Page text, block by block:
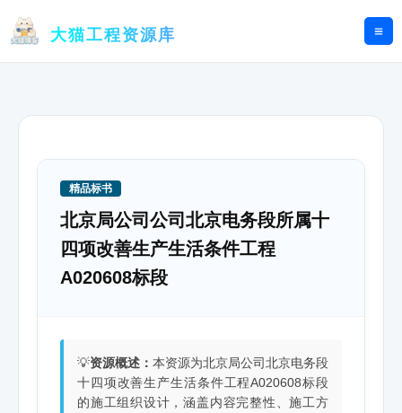
大猫工程资源库
精品标书
北京局公司公司北京电务段所属十
四项改善生产生活条件工程
A020608标段
💡资源概述： 本资源为北京局公司北京电务段
十四项改善生产生活条件工程A020608标段
的施工组织设计，涵盖内容完整性、施工方